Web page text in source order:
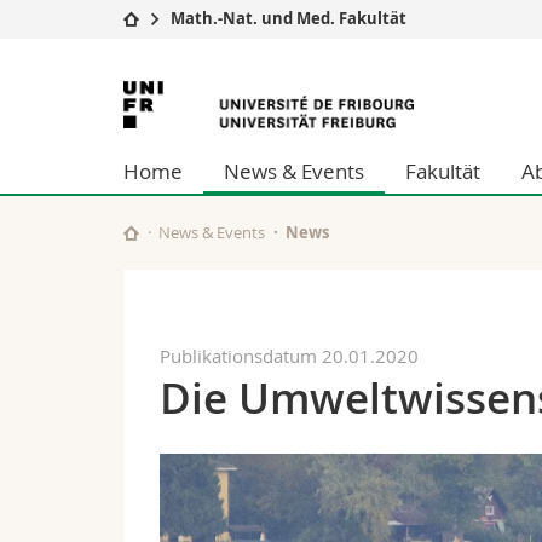
Universität
Studium
Forschung
Universität
Weiterbildung
Wirtschafts-
Philosophische
Math.-Nat. und Med. Fakultät
Universität
Freiburg
Home News & Events Fakultät
News & Events News
Publikationsdatum 20.01.2020
Die